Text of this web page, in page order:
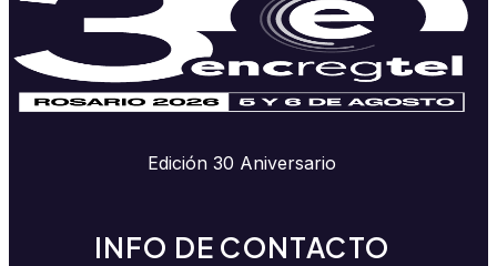
Edición 30 Aniversario
INFO DE CONTACTO